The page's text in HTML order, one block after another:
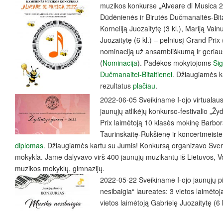
muzikos konkurse „Alveare di Musica
Dūdėnienės ir Birutės Dučmanaitės-
Korneliją Juozaitytę (3 kl.), Mariją
Juozaitytę (6 kl.) – pelniusį Grand Prix
nominaciją už ansambliškumą ir
(Nominacija). Padėkos mokytojoms
Dučmanaitei-Bitaitienei. Džiaugiamės
rezultatus plačiau.
2022-06-05 Sveikiname I-ojo
jaunųjų atlikėjų konkurso-festivalio
Prix laimėtoją 10 klasės mokinę
Taurinskaitę-Rukšienę ir
diplomas. Džiaugiamės kartu su Jumis! Konkursą organizavo
mokykla. Jame dalyvavo virš 400 jaunųjų muzikantų iš Lietuvos,
muzikos mokyklų, gimnazijų.
2022-05-22 Sveikiname I-ojo jaunųjų
nesibaigia“ laureates: 3 vietos
vietos laimėtoją Gabrielę Juozaitytę